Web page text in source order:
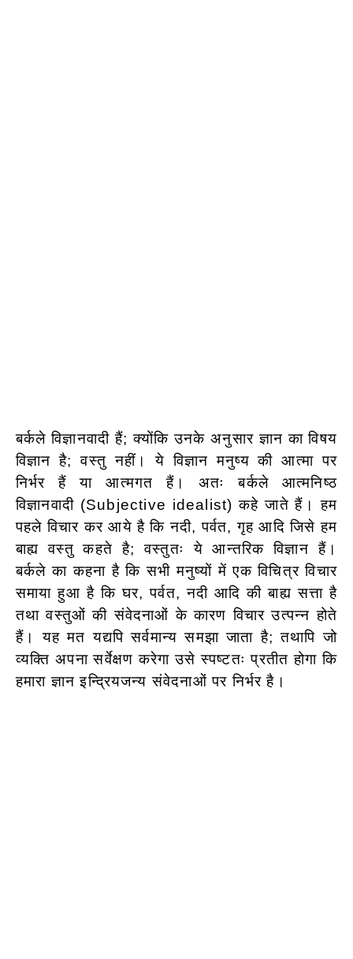
बर्कले विज्ञानवादी हैं; क्योंकि उनके अनुसार ज्ञान का विषय
विज्ञान है; वस्तु नहीं। ये विज्ञान मनुष्य की आत्मा पर
निर्भर हैं या आत्मगत हैं। अतः बर्कले आत्मनिष्ठ
विज्ञानवादी (Subjective idealist) कहे जाते हैं। हम
पहले विचार कर आये है कि नदी, पर्वत, गृह आदि जिसे हम
बाह्य वस्तु कहते है; वस्तुतः ये आन्तरिक विज्ञान हैं।
बर्कले का कहना है कि सभी मनुष्यों में एक विचित्र विचार
समाया हुआ है कि घर, पर्वत, नदी आदि की बाह्य सत्ता है
तथा वस्तुओं की संवेदनाओं के कारण विचार उत्पन्न होते
हैं। यह मत यद्यपि सर्वमान्य समझा जाता है; तथापि जो
व्यक्ति अपना सर्वेक्षण करेगा उसे स्पष्टतः प्रतीत होगा कि
हमारा ज्ञानइन्द्रियजन्य संवेदनाओं पर निर्भर है।